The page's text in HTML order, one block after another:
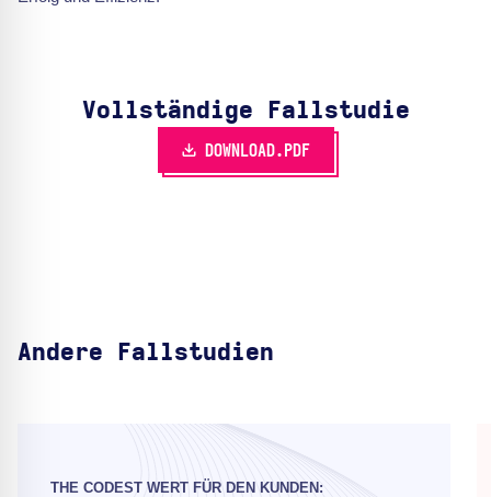
Vollständige Fallstudie
DOWNLOAD.PDF
Andere Fallstudien
THE CODEST WERT FÜR DEN KUNDEN: